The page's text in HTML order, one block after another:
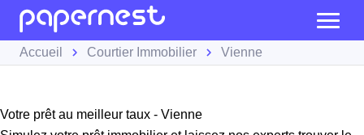
Accueil Courtier Immobilier Vienne
Votre prêt au meilleur taux - Vienne